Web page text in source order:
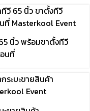
นิ้ว พร้อมขาตั้งทีวี
นที่